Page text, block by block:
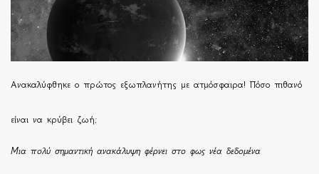
Ανακαλύφθηκε ο πρώτος εξωπλανήτης με ατμόσφαιρα! Πόσο πιθανό
είναι να κρύβει ζωή;
Μια πολύ σημαντική ανακάλυψη φέρνει στο φως νέα δεδομένα